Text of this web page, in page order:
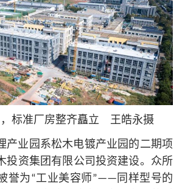
标准厂房整齐矗立 王皓永摄
产业园系松木电镀产业园的二期项
投资集团有限公司投资建设。众所
誉为“工业美容师”——同样型号的